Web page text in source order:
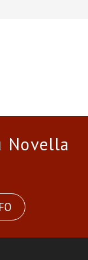
Novella